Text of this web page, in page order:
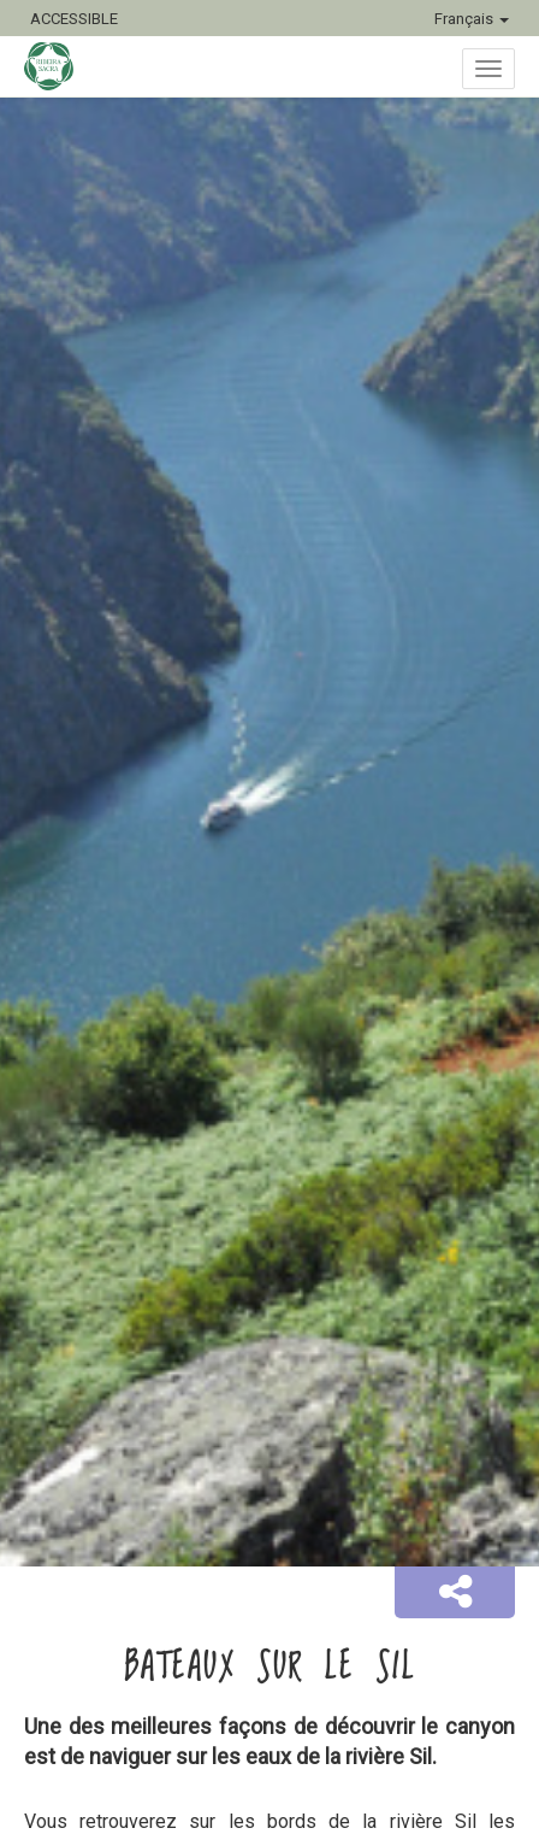
ACCESSIBLE Français
BATEAUX SUR LE SIL
Une des meilleures façons de découvrir le canyon
est de naviguer sur les eaux de la rivière Sil.
Vous retrouverez sur les bords de la rivière Sil les